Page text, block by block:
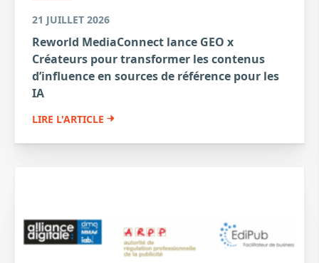
21 JUILLET 2026
Reworld MediaConnect lance GEO x
Créateurs pour transformer les contenus
d’influence en sources de référence pour les
IA
LIRE L'ARTICLE